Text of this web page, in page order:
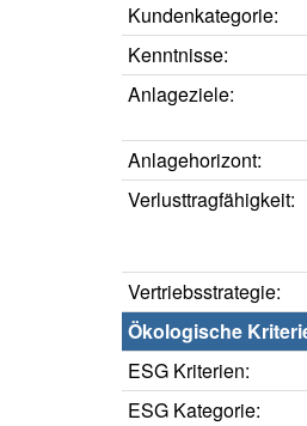
Kundenkategorie:
Kenntnisse:
Anlageziele:
Anlagehorizont:
Verlusttragfähigkeit:
Vertriebsstrategie:
Ökologische
ESG Kriterien:
ESG Kategorie: